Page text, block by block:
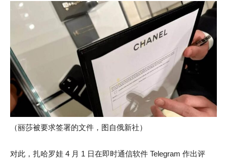
（丽莎被要求签署的文件，图自俄新社）
对此，扎哈罗娃 4 月 1 日在即时通信软件 Telegram 作出评